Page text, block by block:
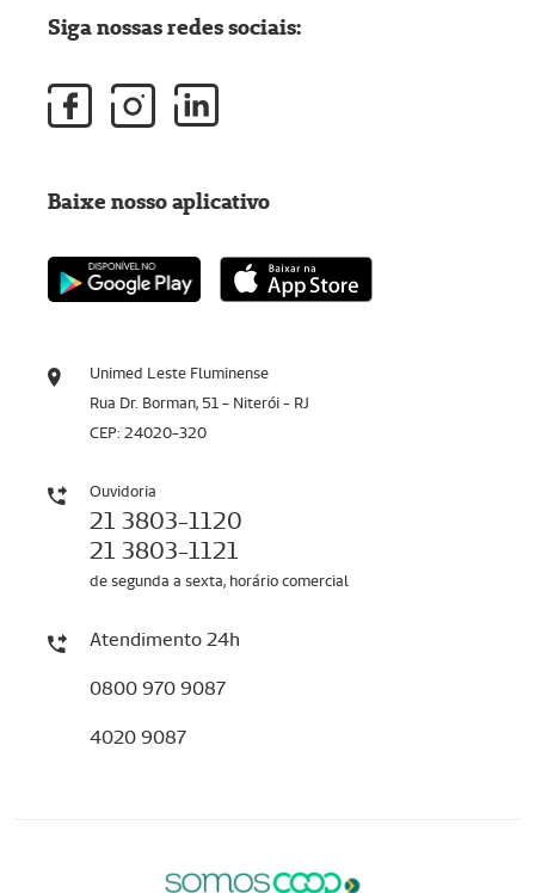
Unimed Leste Fluminense
Rua Dr. Borman, 51 - Niterói - RJ
CEP: 24020-320
Ouvidoria
21 3803-1120
21 3803-1121
de segunda a sexta, horário comercial
Atendimento 24h
0800 970 9087
4020 9087
Siga nossas redes sociais:
Baixe nosso aplicativo